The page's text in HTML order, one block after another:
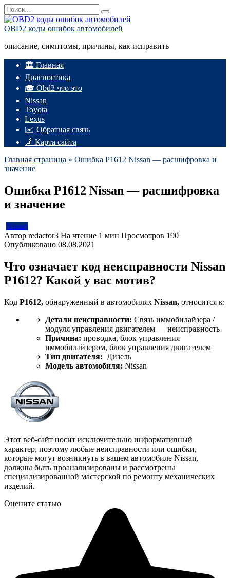
Перейти
к
содержанию
Search
for:
OBD2 коды ошибок автомобилей
описание, симптомы, причины, как исправить
🏛️ Главная
Диагностика
🎓 Obd2 что это
Nissan
Toyota
Lexus
✉️ Обратная связь
🗾 Карта сайта
Главная страница » Ошибка P1612 Nissan — расшифровка и
значение
Ошибка P1612 Nissan — расшифровка
и значение
Nissan
Автор redactor3 На чтение 1 мин Просмотров 190
Опубликовано 08.08.2021
Что означает код неисправности Nissan
P1612? Какой у вас мотив?
Код P1612, обнаруженный в автомобилях Nissan, относится к:
Детали неисправности: Связь иммобилайзера /
модуля управления двигателем — неисправность
Причина: проводка, блок управления
иммобилайзером, блок управления двигателем
Тип двигателя: Дизель
Модель автомобиля: Nissan
Этот веб-сайт носит исключительно информативный
характер, поэтому любые неисправности или ошибки,
которые могут возникнуть в вашем автомобиле Nissan,
должны быть проанализированы и рассмотрены
специализированной мастерской по ремонту механических
изделий.
Оцените статью